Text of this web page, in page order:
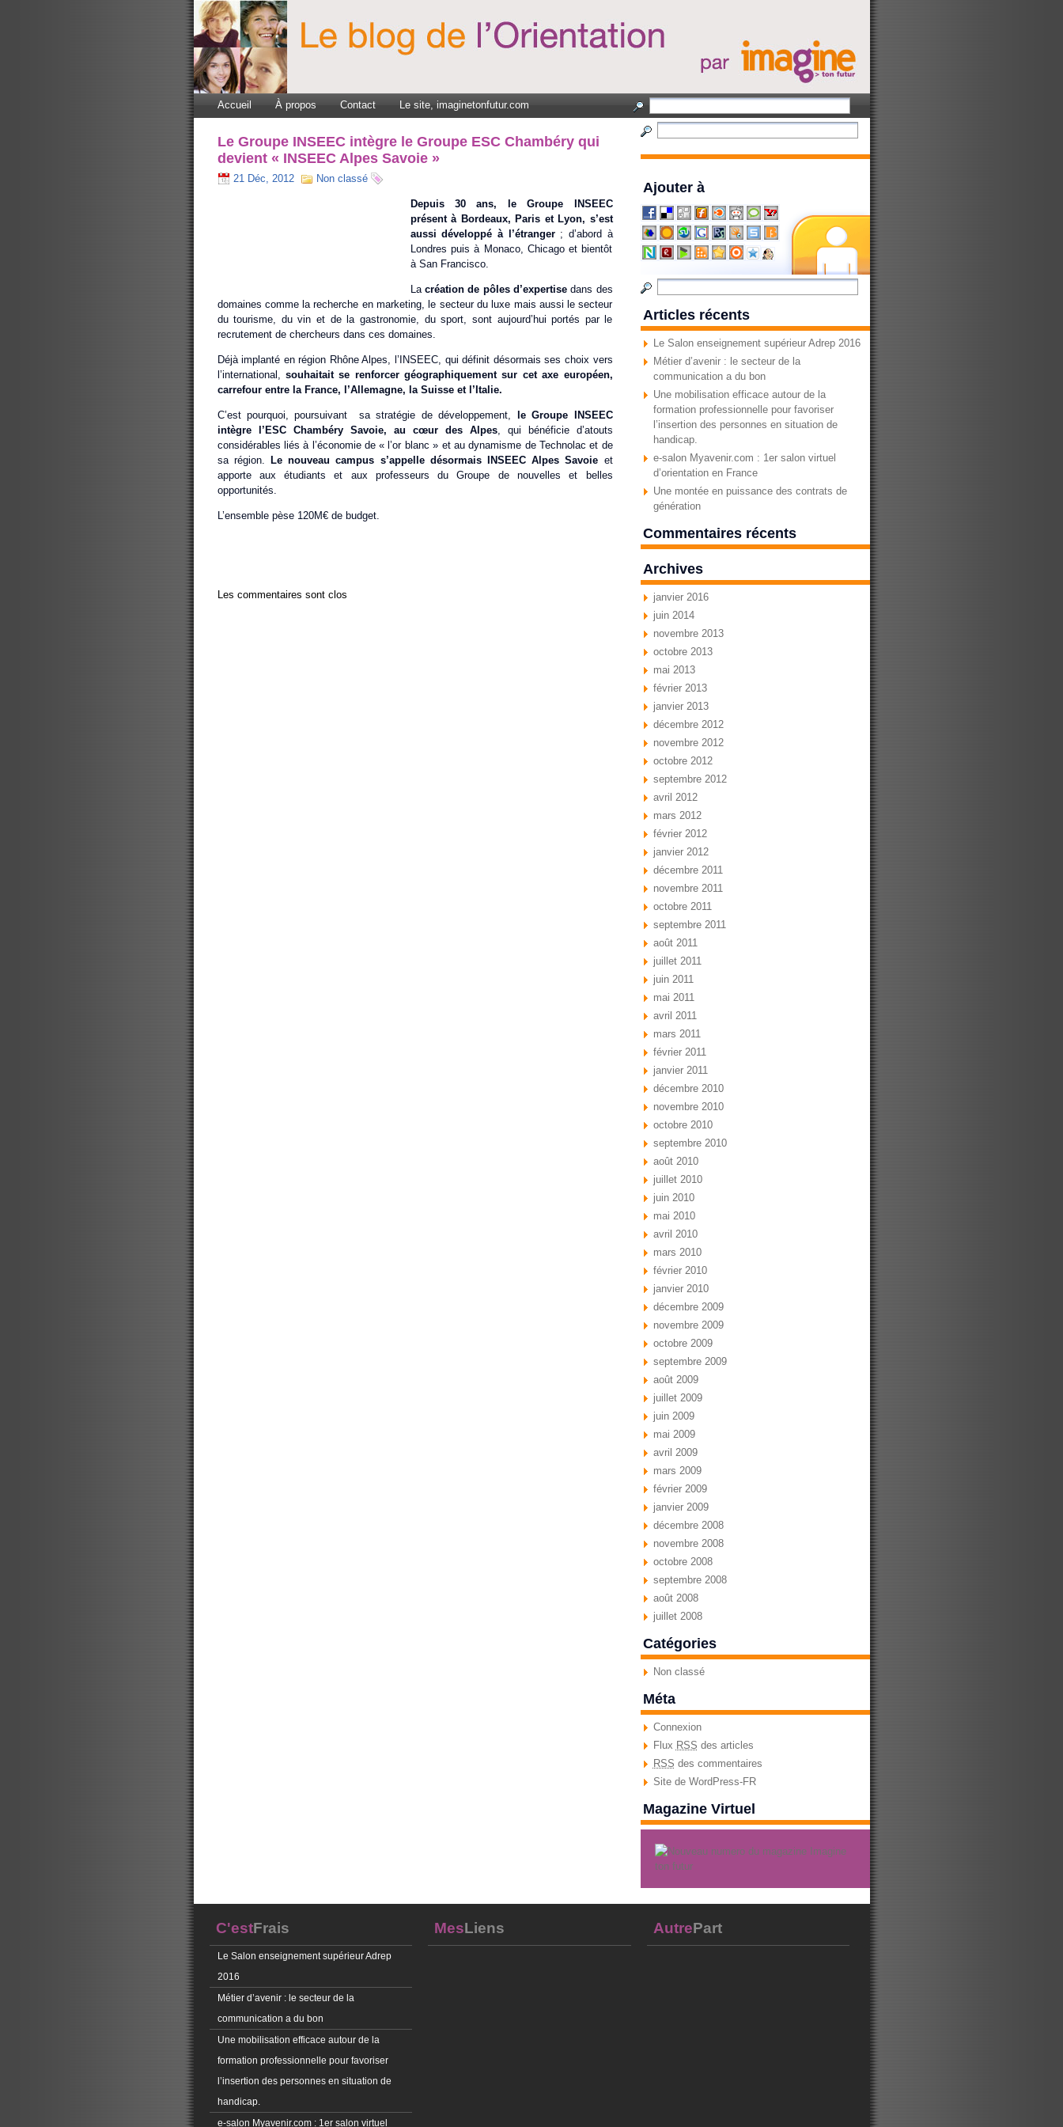
Accueil À propos Contact Le site, imaginetonfutur.com
Le Groupe INSEEC intègre le Groupe ESC Chambéry qui
devient « INSEEC Alpes Savoie »
21 Déc, 2012 Non classé
Depuis 30 ans, le Groupe INSEEC
présent à Bordeaux, Paris et Lyon, s’est
aussi développé à l’étranger; d’abord à
Londres puis à Monaco, Chicago et bientôt
à San Francisco.
La création de pôles d’expertisedans des
domaines comme la recherche en marketing, le secteur du luxe mais aussi le secteur
du tourisme, du vin et de la gastronomie, du sport, sont aujourd’hui portés par le
recrutement de chercheurs dans ces domaines.
Déjà implanté en région Rhône Alpes, l’INSEEC, qui définit désormais ses choix vers
l’international, souhaitait se renforcer géographiquement sur cet axe européen,
carrefour entre la France, l’Allemagne, la Suisse et l’Italie.
C’est pourquoi, poursuivant sa stratégie de développement,
le Groupe INSEEC
intègre l’ESC Chambéry Savoie, au cœur des Alpes, qui bénéficie d’atouts
considérables liés à l’économie de « l’or blanc » et au dynamisme de Technolac et de
sa région.
Le nouveau campus s’appelle désormais INSEEC Alpes Savoie et
apporte aux étudiants et aux professeurs du Groupe de nouvelles et belles
opportunités.
L’ensemble pèse 120M€ de budget.
Les commentaires sont clos
Ajouter à
Articles récents
Le Salon enseignement supérieur Adrep 2016
Métier d’avenir : le secteur de la
communication a du bon
Une mobilisation efficace autour de la
formation professionnelle pour favoriser
l’insertion des personnes en situation de
handicap.
e-salon Myavenir.com : 1er salon virtuel
d’orientation en France
Une montée en puissance des contrats de
génération
Commentaires récents
Archives
janvier 2016
juin 2014
novembre 2013
octobre 2013
mai 2013
février 2013
janvier 2013
décembre 2012
novembre 2012
octobre 2012
septembre 2012
avril 2012
mars 2012
février 2012
janvier 2012
décembre 2011
novembre 2011
octobre 2011
septembre 2011
août 2011
juillet 2011
juin 2011
mai 2011
avril 2011
mars 2011
février 2011
janvier 2011
décembre 2010
novembre 2010
octobre 2010
septembre 2010
août 2010
juillet 2010
juin 2010
mai 2010
avril 2010
mars 2010
février 2010
janvier 2010
décembre 2009
novembre 2009
octobre 2009
septembre 2009
août 2009
juillet 2009
juin 2009
mai 2009
avril 2009
mars 2009
février 2009
janvier 2009
décembre 2008
novembre 2008
octobre 2008
septembre 2008
août 2008
juillet 2008
Catégories
Non classé
Méta
Connexion
Flux RSS des articles
RSS des commentaires
Site de WordPress-FR
Magazine Virtuel
C'estFrais
Le Salon enseignement supérieur Adrep
2016
Métier d’avenir : le secteur de la
communication a du bon
Une mobilisation efficace autour de la
formation professionnelle pour favoriser
l’insertion des personnes en situation de
handicap.
e-salon Myavenir.com : 1er salon virtuel
MesLiens AutrePart